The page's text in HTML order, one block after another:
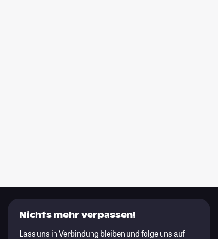
Nichts mehr verpassen!
Lass uns in Verbindung bleiben und folge uns auf